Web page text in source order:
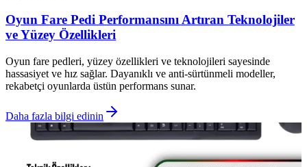
Oyun Fare Pedi Performansını Artıran Teknolojiler
ve Yüzey Özellikleri
Oyun fare pedleri, yüzey özellikleri ve teknolojileri sayesinde
hassasiyet ve hız sağlar. Dayanıklı ve anti-sürtünmeli modeller,
rekabetçi oyunlarda üstün performans sunar.
Daha fazla bilgi edinin